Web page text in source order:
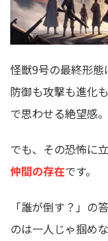
怪獣9号の最終形態
防御も攻撃も進化
で思わせる絶望感。
でも、その恐怖に
仲間の存在です。
「誰が倒す？」の
のは一人じゃ掴め